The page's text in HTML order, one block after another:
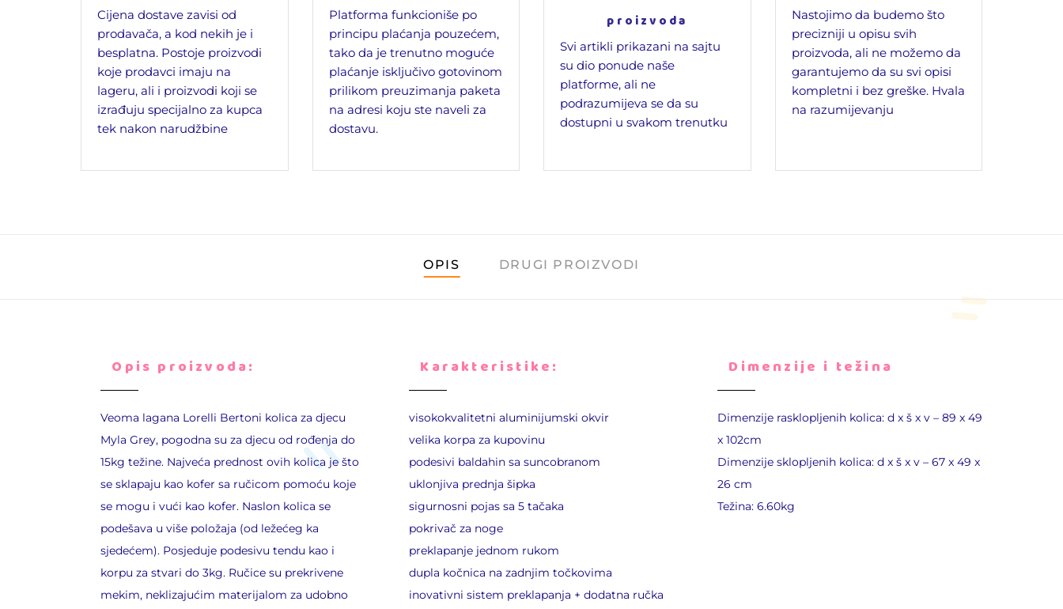
Cijena dostave zavisi od
prodavača, a kod nekih je i
besplatna. Postoje proizvodi
koje prodavci imaju na
lageru, ali i proizvodi koji se
izrađuju specijalno za kupca
tek nakon narudžbine
Platforma funkcioniše po
principu plaćanja pouzećem,
tako da je trenutno moguće
plaćanje isključivo gotovinom
prilikom preuzimanja paketa
na adresi koju ste naveli za
dostavu.
proizvoda
Svi artikli prikazani na sajtu
su dio ponude naše
platforme, ali ne
podrazumijeva se da su
dostupni u svakom trenutku
Nastojimo da budemo što
precizniji u opisu svih
proizvoda, ali ne možemo da
garantujemo da su svi opisi
kompletni i bez greške. Hvala
na razumijevanju
OPIS DRUGI PROIZVODI
Opis proizvoda:
Veoma lagana Lorelli Bertoni kolica za djecu
Myla Grey, pogodna su za djecu od rođenja do
15kg težine. Najveća prednost ovih kolica je što
se sklapaju kao kofer sa ručicom pomoću koje
se mogu i vući kao kofer. Naslon kolica se
podešava u više položaja (od ležećeg ka
sjedećem). Posjeduje podesivu tendu kao i
korpu za stvari do 3kg. Ručice su prekrivene
mekim, neklizajućim materijalom za udobno
Karakteristike:
visokokvalitetni aluminijumski okvir
velika korpa za kupovinu
podesivi baldahin sa suncobranom
uklonjiva prednja šipka
sigurnosni pojas sa 5 tačaka
pokrivač za noge
preklapanje jednom rukom
dupla kočnica na zadnjim točkovima
inovativni sistem preklapanja + dodatna ručka
Dimenzije i težina
Dimenzije rasklopljenih kolica: d x š x v – 89 x 49
x 102cm
Dimenzije sklopljenih kolica: d x š x v – 67 x 49 x
26 cm
Težina: 6.60kg